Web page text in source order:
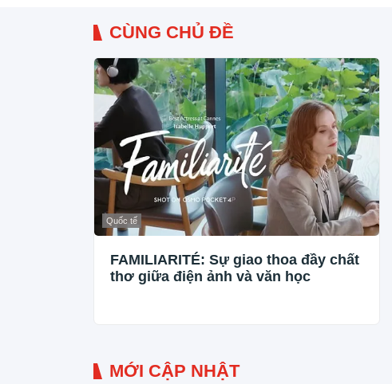
CÙNG CHỦ ĐỀ
Quốc tế
FAMILIARITÉ: Sự giao thoa đầy chất
thơ giữa điện ảnh và văn học
MỚI CẬP NHẬT